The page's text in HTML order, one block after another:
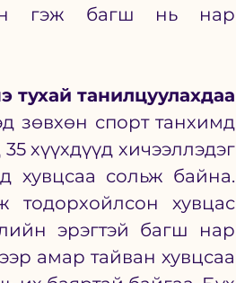
гэж багш нь нар
тухай танилцуулахдаа
зөвхөн спорт танхимд
хүүхдүүд хичээллэдэг
хувцсаа сольж байна.
тодорхойлсон хувцас
эрэгтэй багш нар
амар тайван хувцсаа